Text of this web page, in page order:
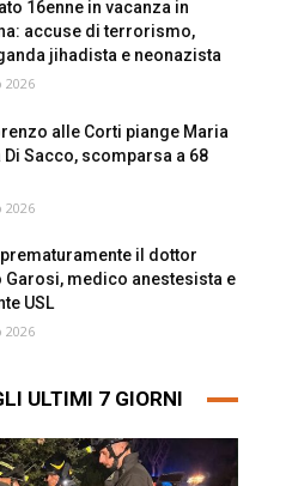
16enne in vacanza in
accuse di terrorismo,
jihadista e neonazista
2026
alle Corti piange Maria
Di Sacco, scomparsa a 68
2026
il dottor
Garosi, medico anestesista e
USL
2026
ULTIMI 7 GIORNI